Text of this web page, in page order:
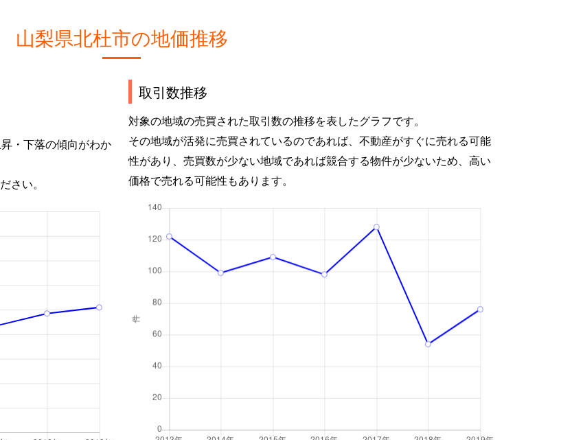
山梨県北杜市の地価推移
・下落の傾向がわか
さい。
取引数推移
対象の地域の売買された取引数の推移を表したグラフです。
その地域が活発に売買されているのであれば、不動産がすぐに売れる可能
性があり、売買数が少ない地域であれば競合する物件が少ないため、高い
価格で売れる可能性もあります。